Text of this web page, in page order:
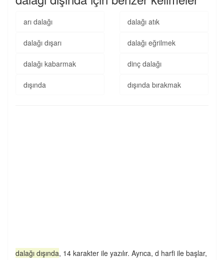
arı dalağı dalağı atık
dalağı dışarı dalağı eğrilmek
dalağı kabarmak dinç dalağı
dışında dışında bırakmak
dalağı dışında, 14 karakter ile yazılır. Ayrıca, d harfi ile başlar,